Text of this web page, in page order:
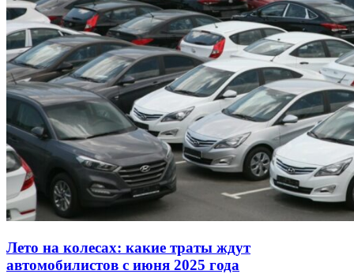
Лето на колесах: какие траты ждут
автомобилистов с июня 2025 года